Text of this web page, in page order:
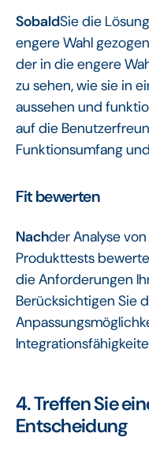
SobaldSie die
engere Wahl
der in die engere
zu sehen, wie sie in
aussehen und
auf die
Funktionsumfang
‍Fitbewerten
‍Nachder Analyse
Produkttests
die Anforderungen
Berücksichtigen Sie
4. Treffen Sie
Entscheidung